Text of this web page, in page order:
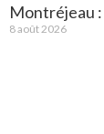
Montréjeau
8 août 2026